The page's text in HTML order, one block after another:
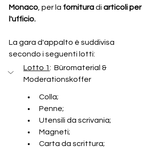
Monaco per la fornitura di articoli per
l'ufficio.
La gara d'appalto è suddivisa
secondo i seguenti lotti:
Lotto 1:  Büromaterial &
Moderationskoffer
Colla;
Penne;
Utensili da scrivania;
Magneti;
Carta da scrittura;